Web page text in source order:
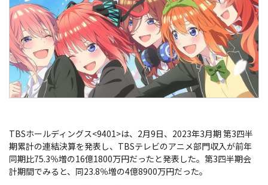
TBSホールディングス<9401>は、2月9日、2023年3月期 第3四半
期累計の連結決算を発表し、TBSテレビのアニメ部門収入が前年
同期比75.3％増の16億1800万円だったと発表した。第3四半期会
計期間でみると、同23.8％増の4億8900万円だった。